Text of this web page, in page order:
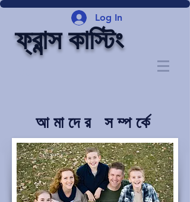
Log In
ফ্রান্স কাস্টিং
আমাদের সম্পর্কে